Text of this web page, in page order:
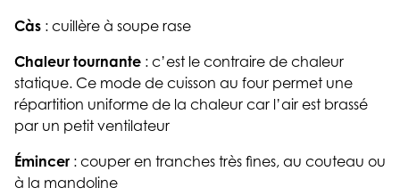
Càs : cuillère à soupe rase
Chaleur tournante : c’est le contraire de chaleur
statique. Ce mode de cuisson au four permet une
répartition uniforme de la chaleur car l’air est brassé
par un petit ventilateur
Émincer : couper en tranches très fines, au couteau ou
à la mandoline